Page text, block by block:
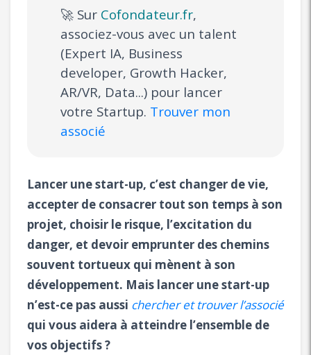
🚀 Sur Cofondateur.fr,
associez-vous avec un talent
(Expert IA, Business
developer, Growth Hacker,
AR/VR, Data...) pour lancer
votre Startup. Trouver mon
associé
Lancer une start-up, c’est changer de vie,
accepter de consacrer tout son temps à son
projet, choisir le risque, l’excitation du
danger, et devoir emprunter des chemins
souvent tortueux qui mènent à son
développement. Mais lancer une start-up
n’est-ce pas aussi chercher et trouver l’associé
qui vous aidera à atteindre l’ensemble de
vos objectifs ?